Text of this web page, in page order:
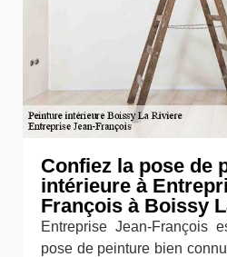
Confiez la pose de
intérieure à
François à Boissy
Entreprise Jean-François
pose de peinture bien